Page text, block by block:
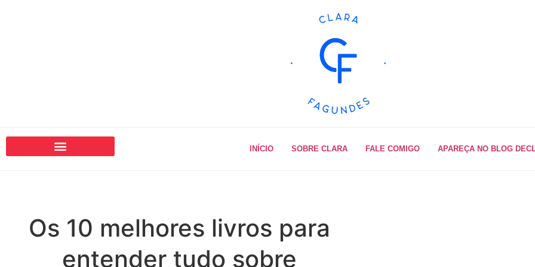
INÍCIO SOBRE CLARA FALE COMIGO APAREÇA NO BLOG
Os 10 melhores livros para
entender tudo sobre